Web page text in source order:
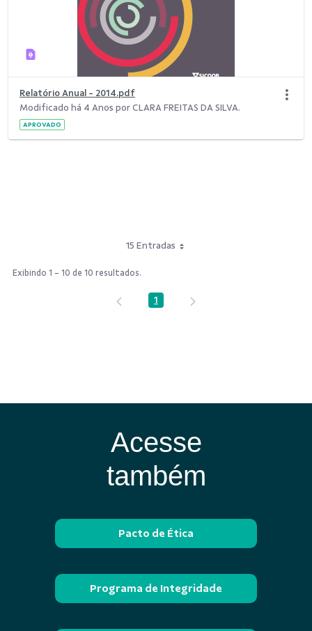
Relatório Anual - 2014.pdf
Modificado há 4 Anos por CLARA FREITAS DA SILVA.
APROVADO
15 Entradas
Exibindo 1 - 10 de 10 resultados.
Página
1
Acesse
também
Pacto de Ética
Programa de Integridade